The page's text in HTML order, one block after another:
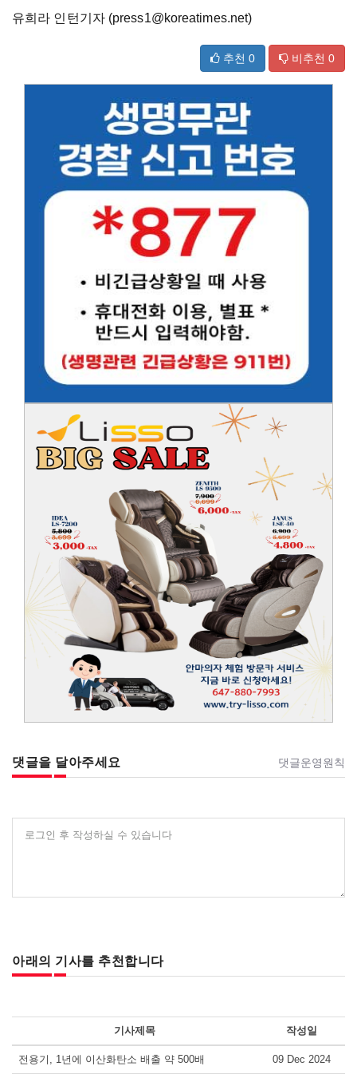
유희라 인턴기자 (press1@koreatimes.net)
추천 0 비추천 0
댓글을 달아주세요 댓글운영원칙
로그인 후 작성하실 수 있습니다
아래의 기사를 추천합니다
기사제목 작성일
전용기, 1년에 이산화탄소 배출 약 500배 09 Dec 2024